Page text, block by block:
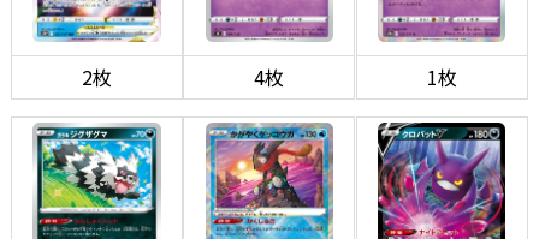
2枚 4枚 1枚